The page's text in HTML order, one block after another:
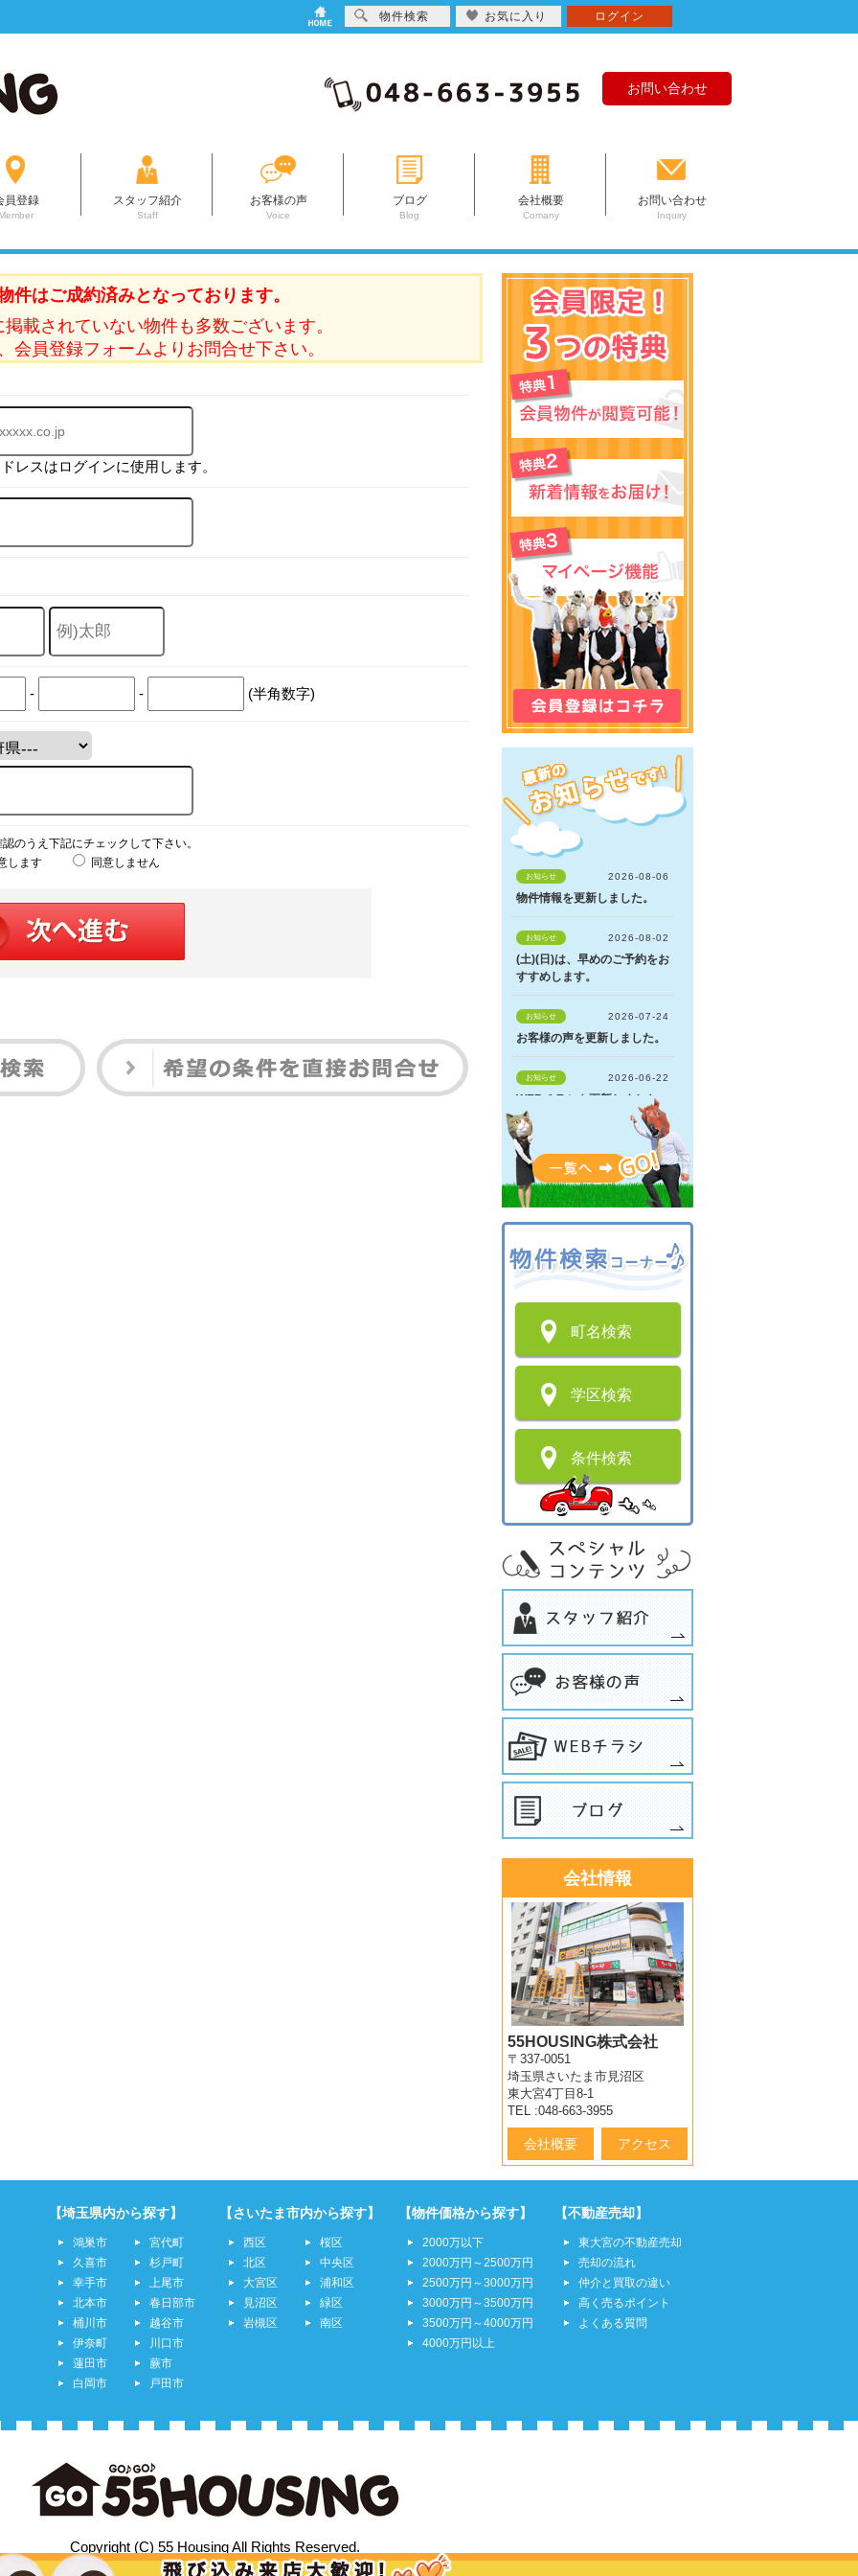
お問い合わせ
員登録 スタッフ紹介
Staff
お客様の声
Voice
ブログ
Blog
会社概要
Comany
お問い合わせ
Inquiry
件はご成約済みとなっております。
載されていない物件も多数ございます。
会員登録フォームよりお問合せ下さい。
レスはログインに使用します。
- - (半角数字)
のうえ下記にチェックして下さい。
します
同意しません
町名検索
学区検索
条件検索
会社情報
55HOUSING株式会社
〒337-0051
埼玉県さいたま市見沼区
東大宮4丁目8-1
TEL :048-663-3955
会社概要 アクセス
【埼玉県内から探す】
鴻巣市
久喜市
幸手市
北本市
桶川市
伊奈町
蓮田市
白岡市
宮代町
杉戸町
上尾市
春日部市
越谷市
川口市
蕨市
戸田市
【さいたま市内から探す】
西区
北区
大宮区
見沼区
岩槻区
桜区
中央区
浦和区
緑区
南区
【物件価格から探す】
2000万以下
2000万円～2500万円
2500万円～3000万円
3000万円～3500万円
3500万円～4000万円
4000万円以上
【不動産売却】
東大宮の不動産売却
売却の流れ
仲介と買取の違い
高く売るポイント
よくある質問
Copyright (C) 55 Housing All Rights Reserved.
物件検索 お気に入り ログイン